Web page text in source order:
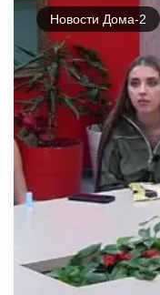
Новости Дома-2